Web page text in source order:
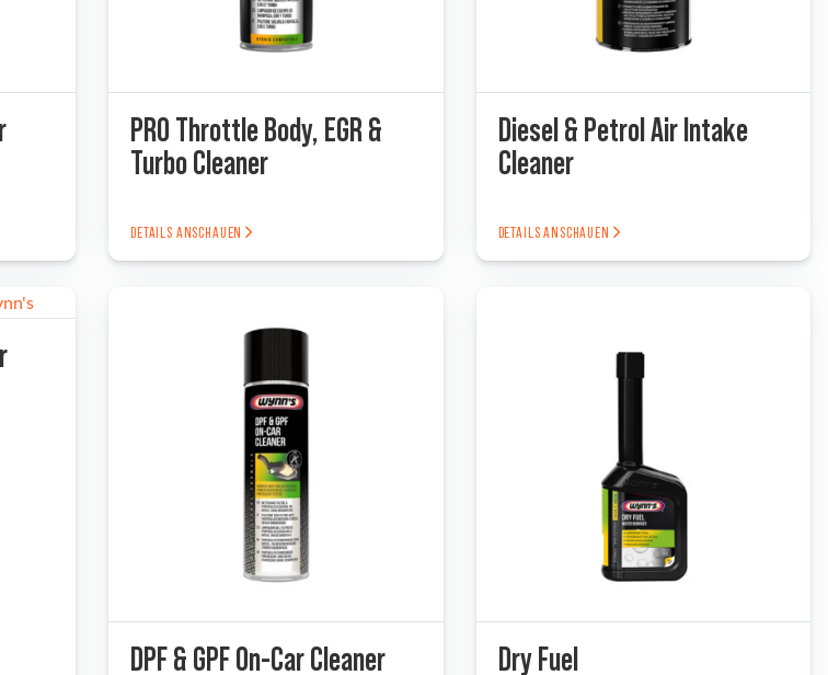
PRO Throttle Body, EGR &
Turbo Cleaner
DETAILS ANSCHAUEN
Diesel & Petrol Air Intake
Cleaner
DETAILS ANSCHAUEN
DPF & GPF On-Car Cleaner Dry Fuel